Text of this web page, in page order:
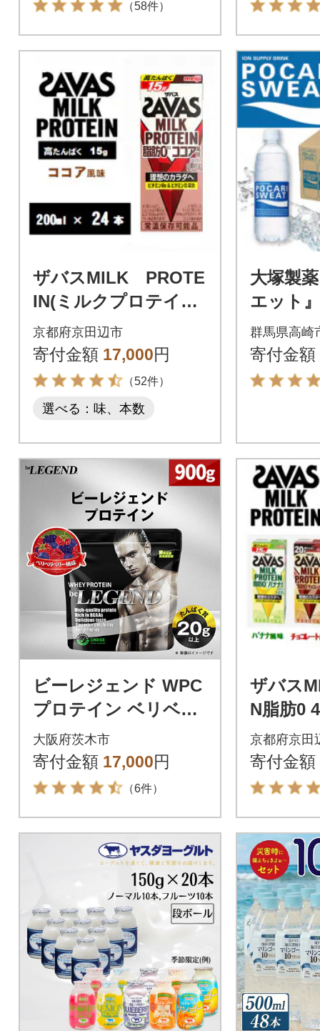
（58件）
ザバスMILK PROTE
IN(ミルクプロテイン)
脂肪0 ココア風味
200ml×24本
京都府京田辺市
寄付金額 17,000円
（52件）
選べる：味、本数
大塚製
エット
群馬県高崎
寄付金額
ビーレジェンド WPC
プロテイン ベリベリ
ベリー 風味 900g
大阪府茨木市
寄付金額 17,000円
（6件）
ザバス
N脂肪0
ナナ&
メル&
計24本
京都府京田
寄付金額